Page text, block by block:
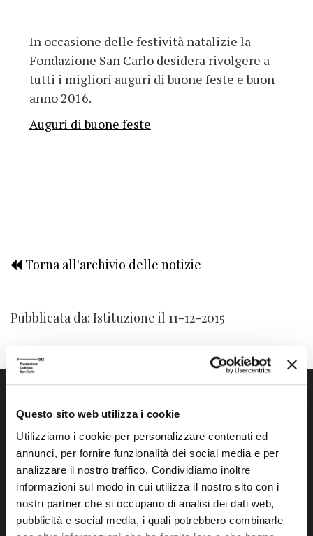
Questo sito web utilizza i cookie
Utilizziamo i cookie per personalizzare contenuti ed
annunci, per fornire funzionalità dei social media e per
analizzare il nostro traffico. Condividiamo inoltre
informazioni sul modo in cui utilizza il nostro sito con i
nostri partner che si occupano di analisi dei dati web,
pubblicità e social media, i quali potrebbero combinarle
In occasione delle festività natalizie la
Fondazione San Carlo desidera rivolgere a
tutti i migliori auguri di buone feste e buon
anno 2016.
Auguri di buone feste
Torna all'archivio delle notizie
Pubblicata da: Istituzione il 11-12-2015
Fondazione Collegio San Carlo
Via San Carlo 5
41121 Modena (MO)
P.I. 00641060363